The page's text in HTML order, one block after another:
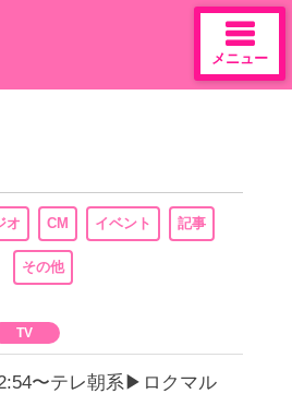
メニュー
オ CM イベント 記事
その他
TV
〜テレ朝系▶︎ロクマル